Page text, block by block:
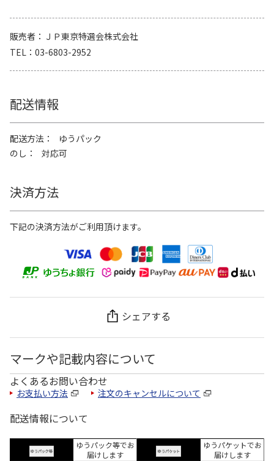
販売者
ＪＰ東京特選会株式会社
TEL
03-6803-2952
配送情報
配送方法
ゆうパック
のし
対応可
決済方法
下記の決済方法がご利用頂けます。
シェアする
マークや記載内容について
よくあるお問い合わせ
お支払い方法 注文のキャンセルについて
配送情報について
ゆうパック等でお
届けします
ゆうパケットでお
届けします